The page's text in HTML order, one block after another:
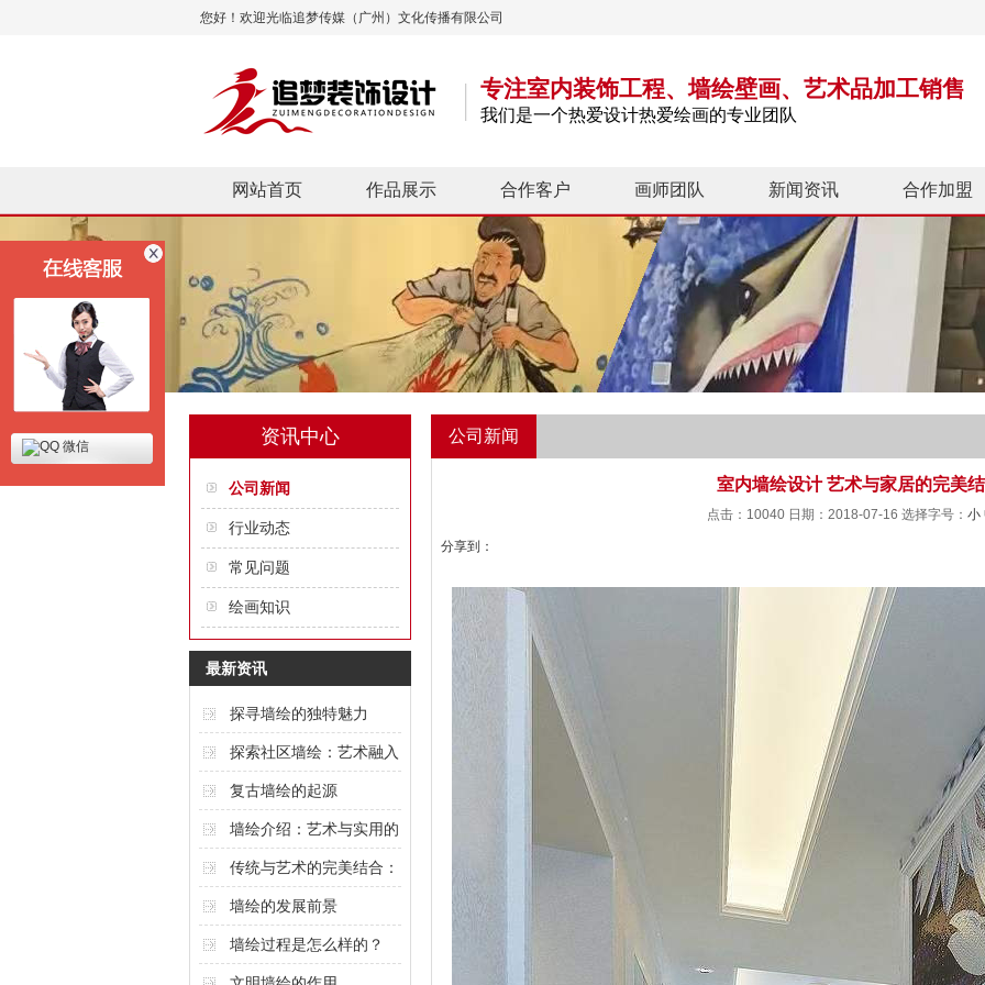
您好！欢迎光临追梦传媒（广州）文化传播有限公司
专注室内装饰工程、墙绘壁画、艺术品加工销售
我们是一个热爱设计热爱绘画的专业团队
网站首页 作品展示 合作客户 画师团队 新闻资讯 合作加盟
资讯中心
公司新闻
行业动态
常见问题
绘画知识
最新资讯
探寻墙绘的独特魅力
探索社区墙绘：艺术融入
城市的创意表达
复古墙绘的起源
墙绘介绍：艺术与实用的
完美结合
传统与艺术的完美结合：
酒店墙绘的魅力
墙绘的发展前景
墙绘过程是怎么样的？
公司新闻
室内墙绘设计 艺术与家居的完美
点击：10040 日期：2018-07-16 选择字号： 小
分享到：
微信